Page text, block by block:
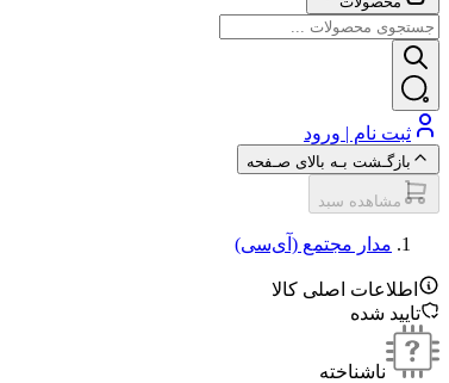
ثبت نام | ورود
بازگـشت بـه بالای صـفحه
مشاهده سبد
مدار مجتمع (آی‌سی‌)
اطلاعات اصلی کالا
تایید شده
ناشناخته